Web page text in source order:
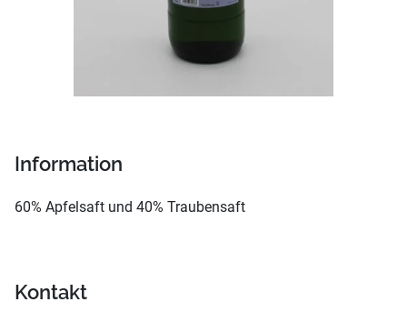
Information
60% Apfelsaft und 40% Traubensaft
Kontakt